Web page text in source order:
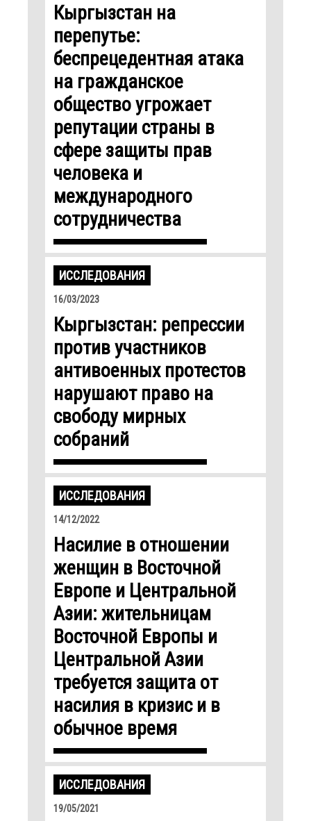
Кыргызстан на
перепутье:
беспрецедентная атака
на гражданское
общество угрожает
репутации страны в
сфере защиты прав
человека и
международного
сотрудничества
ИССЛЕДОВАНИЯ
16/03/2023
Кыргызстан: репрессии
против участников
антивоенных протестов
нарушают право на
свободу мирных
собраний
ИССЛЕДОВАНИЯ
14/12/2022
Насилие в отношении
женщин в Восточной
Европе и Центральной
Азии: жительницам
Восточной Европы и
Центральной Азии
требуется защита от
насилия в кризис и в
обычное время
ИССЛЕДОВАНИЯ
19/05/2021